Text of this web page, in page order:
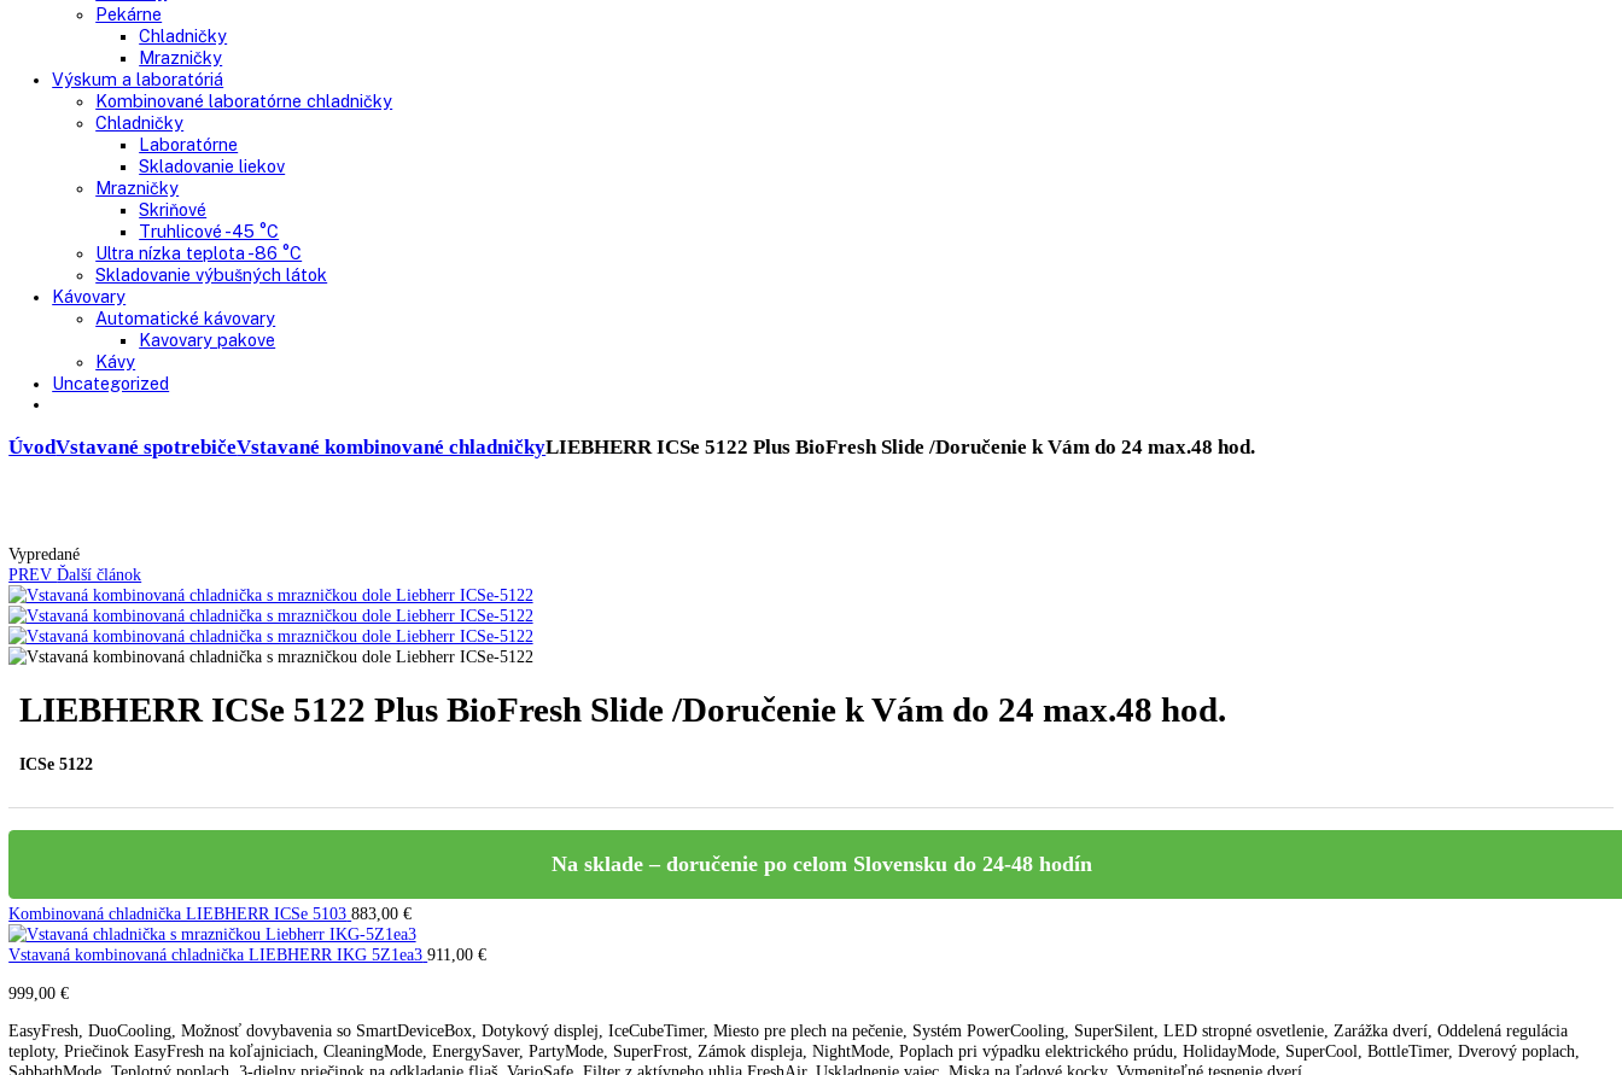
Truhlicové mrazničky
Chladnie nápojov
Skriňové
Truhlicové
Vinotéky
Pekárne
Chladničky
Mrazničky
Výskum a laboratóriá
Kombinované laboratórne chladničky
Chladničky
Laboratórne
Mrazničky
Truhlicové -45 °C
Ultra nízka teplota -86 °C
Kávy
Uncategorized
LIEBHERR ICSe 5122 Plus BioFresh Slide /Doručenie k Vám do 24 max.48 hod.
ICSe 5122